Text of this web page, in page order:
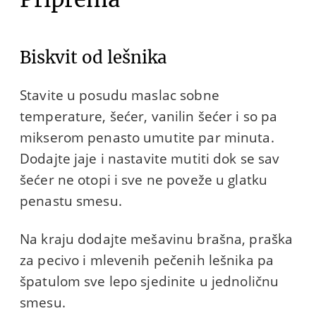
Biskvit od lešnika
Stavite u posudu maslac sobne
temperature, šećer, vanilin šećer i so pa
mikserom penasto umutite par minuta.
Dodajte jaje i nastavite mutiti dok se sav
šećer ne otopi i sve ne poveže u glatku
penastu smesu.
Na kraju dodajte mešavinu brašna, praška
za pecivo i mlevenih pečenih lešnika pa
špatulom sve lepo sjedinite u jednoličnu
smesu.